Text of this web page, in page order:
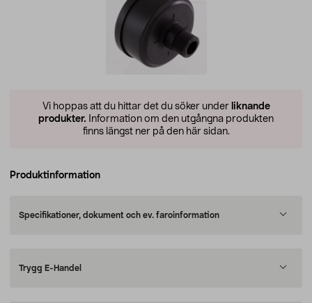
Vi hoppas att du hittar det du söker under liknande
produkter. Information om den utgångna produkten
finns längst ner på den här sidan.
Produktinformation
Specifikationer, dokument och ev. faroinformation
Trygg E-Handel